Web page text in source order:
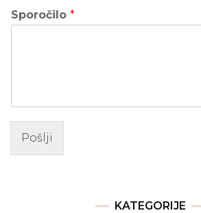
Sporočilo *
Pošlji
KATEGORIJE